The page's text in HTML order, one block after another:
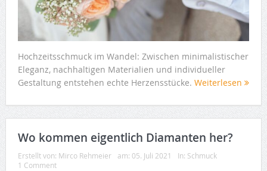
Hochzeitsschmuck im Wandel: Zwischen minimalistischer
Eleganz, nachhaltigen Materialien und individueller
Gestaltung entstehen echte Herzensstücke. Weiterlesen
Wo kommen eigentlich Diamanten her?
Erstellt von: Mirco Rehmeier am: 05. Juli 2021 In: Schmuck
1 Comment